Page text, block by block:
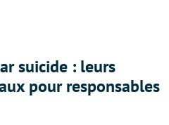
suicide : leurs
pour responsables